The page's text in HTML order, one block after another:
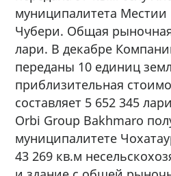
муниципалитета Местии
Чубери. Общая
лари. В декабре
переданы 10 единиц
приблизительная
составляет 5 652 345
Orbi Group Bakhmaro
муниципалитете
43 269 кв.м